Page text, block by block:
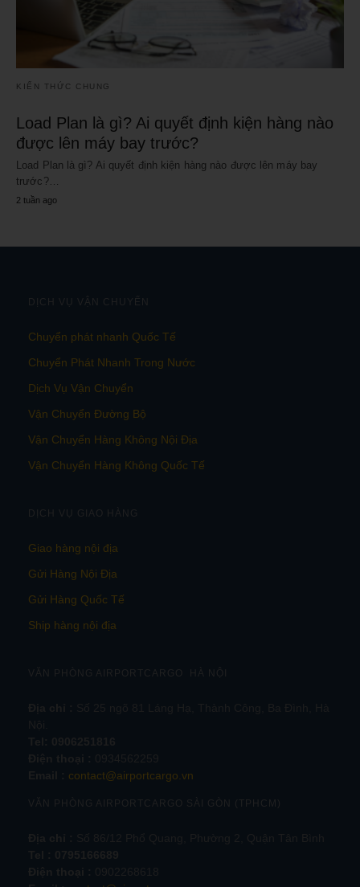
KIẾN THỨC CHUNG
Load Plan là gì? Ai quyết định kiện hàng nào
được lên máy bay trước?
Load Plan là gì? Ai quyết định kiện hàng nào được lên máy bay
trước?…
2 tuần ago
DỊCH VỤ VẬN CHUYỂN
Chuyển phát nhanh Quốc Tế
Chuyển Phát Nhanh Trong Nước
Dịch Vụ Vận Chuyển
Vận Chuyển Đường Bộ
Vận Chuyển Hàng Không Nội Địa
Vận Chuyển Hàng Không Quốc Tế
DỊCH VỤ GIAO HÀNG
Giao hàng nội địa
Gửi Hàng Nội Địa
Gửi Hàng Quốc Tế
Ship hàng nội địa
VĂN PHÒNG AIRPORTCARGO HÀ NỘI
contact@airportcargo.vn
VĂN PHÒNG AIRPORTCARGO SÀI GÒN (TPHCM)